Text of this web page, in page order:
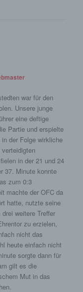
war für den
Unsere junge
eine deftige
Partie und erspielte
der Folge wirkliche
in der 21 und 24
37. Minute konnte
zum 0:3
machte der OFC da
hatte, nutzte seine
weitere Treffer
zu erzielen,
nicht das
heute einfach nicht
sorgte dann für
gilt es die
Mut in das